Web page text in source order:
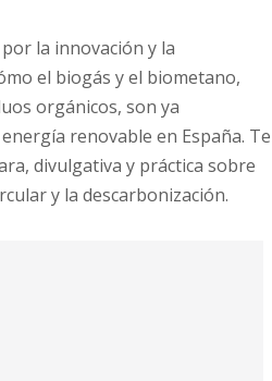
la innovación y la
el biogás y el biometano,
orgánicos, son ya
renovable en España. Te
divulgativa y práctica sobre
y la descarbonización.